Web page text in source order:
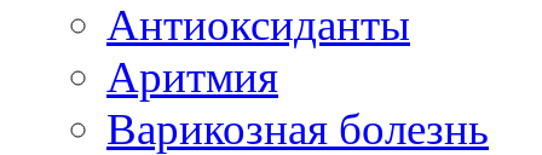
Антиоксиданты
Аритмия
Варикозная болезнь